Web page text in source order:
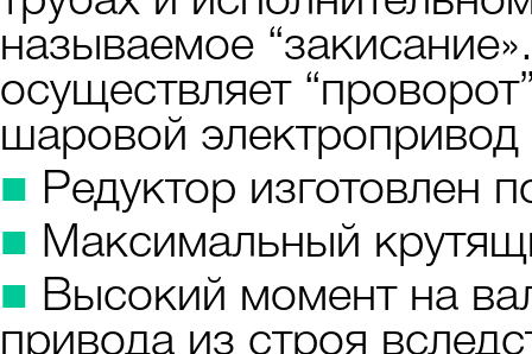
называемое
осуществляет
шаровой
■ Редуктор изготовлен
■ Максимальный
■ Высокий момент на
привода из строя